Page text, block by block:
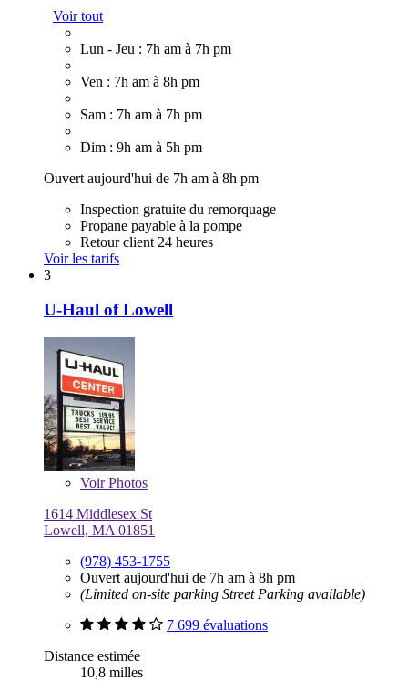
Voir tout
Lun - Jeu : 7h am à 7h pm
Ven : 7h am à 8h pm
Sam : 7h am à 7h pm
Dim : 9h am à 5h pm
Ouvert aujourd'hui de 7h am à 8h pm
Inspection gratuite du remorquage
Propane payable à la pompe
Retour client 24 heures
Voir les tarifs
3
U-Haul of Lowell
VoirPhotos
1614 Middlesex St
Lowell, MA 01851
(978) 453-1755
Ouvert aujourd'hui de 7h am à 8h pm
(Limited on-site parking Street Parking available)
7 699 évaluations
Distance estimée
10,8 milles